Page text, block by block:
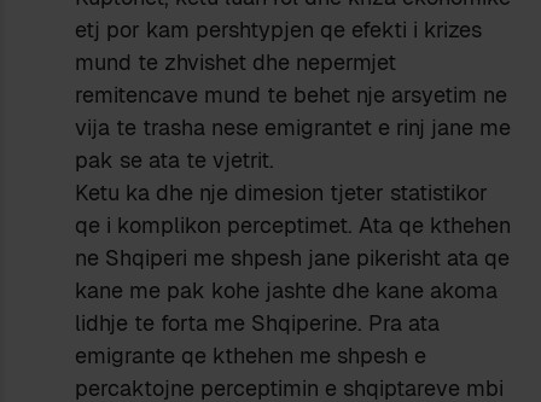
etj por kam pershtypjen qe efekti i krizes
mund te zhvishet dhe nepermjet
remitencave mund te behet nje arsyetim ne
vija te trasha nese emigrantet e rinj jane me
pak se ata te vjetrit.
Ketu ka dhe nje dimesion tjeter statistikor
qe i komplikon perceptimet. Ata qe kthehen
ne Shqiperi me shpesh jane pikerisht ata qe
kane me pak kohe jashte dhe kane akoma
lidhje te forta me Shqiperine. Pra ata
emigrante qe kthehen me shpesh e
percaktojne perceptimin e shqiptareve mbi